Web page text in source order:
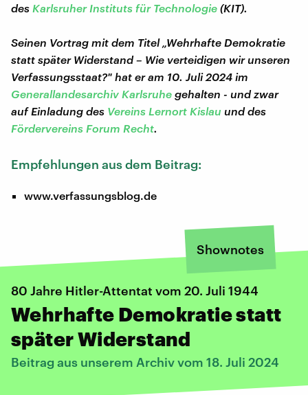
des Karlsruher Instituts für Technologie (KIT).
Seinen Vortrag mit dem Titel „Wehrhafte Demokratie
statt später Widerstand – Wie verteidigen wir unseren
Verfassungsstaat?" hat er am 10. Juli 2024 im
Generallandesarchiv Karlsruhe gehalten - und zwar
auf Einladung des Vereins Lernort Kislau und des
Fördervereins Forum Recht.
Empfehlungen aus dem Beitrag:
www.verfassungsblog.de
Shownotes
80 Jahre Hitler-Attentat vom 20. Juli 1944
Wehrhafte Demokratie statt
später Widerstand
Beitrag aus unserem Archiv vom 18. Juli 2024